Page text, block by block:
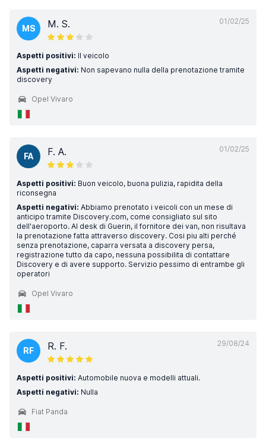
01/02/25
MS M. S.
Aspetti positivi: Il veicolo
Aspetti negativi: Non sapevano nulla della prenotazione tramite
discovery
Opel Vivaro
01/02/25
FA F. A.
Aspetti positivi: Buon veicolo, buona pulizia, rapidita della
riconsegna
Aspetti negativi: Abbiamo prenotato i veicoli con un mese di
anticipo tramite Discovery.com, come consigliato sul sito
dell'aeroporto. Al desk di Guerin, il fornitore dei van, non risultava
la prenotazione fatta attraverso discovery. Cosi piu alti perché
senza prenotazione, caparra versata a discovery persa,
registrazione tutto da capo, nessuna possibilita di contattare
Discovery e di avere supporto. Servizio pessimo di entrambe gli
operatori
Opel Vivaro
29/08/24
RF R. F.
Aspetti positivi: Automobile nuova e modelli attuali.
Aspetti negativi: Nulla
Fiat Panda